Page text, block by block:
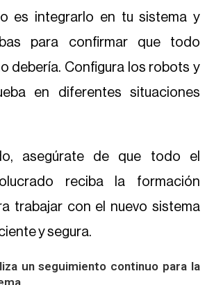
es integrarlo en tu sistema y
para confirmar que todo
debería. Configura los robots y
en diferentes situaciones
asegúrate de que todo el
reciba la formación
trabajar con el nuevo sistema
y segura.
un seguimiento continuo para la